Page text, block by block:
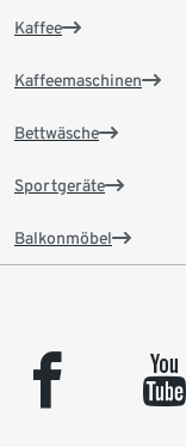
Kaffee
Kaffeemaschinen
Bettwäsche
Sportgeräte
Balkonmöbel
facebook youtube